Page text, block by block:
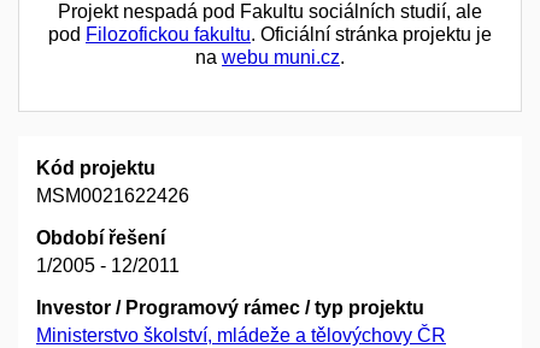
Projekt nespadá pod Fakultu sociálních studií, ale
pod Filozofickou fakultu. Oficiální stránka projektu je
na webu muni.cz.
Kód projektu
MSM0021622426
Období řešení
1/2005 - 12/2011
Investor / Programový rámec / typ projektu
Ministerstvo školství, mládeže a tělovýchovy ČR